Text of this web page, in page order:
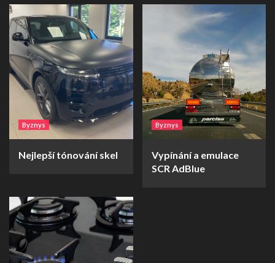
Byznys
Nejlepší tónování skel
Byznys
Vypínání a emulace
SCR AdBlue